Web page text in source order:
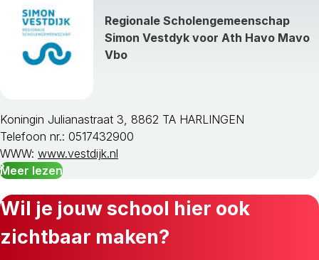
Regionale Scholengemeenschap
Simon Vestdyk voor Ath Havo Mavo
Vbo
Koningin Julianastraat 3, 8862 TA HARLINGEN
Telefoon nr.: 0517432900
WWW: www.vestdijk.nl
Meer lezen
Wil je jouw school hier ook
zichtbaar maken?